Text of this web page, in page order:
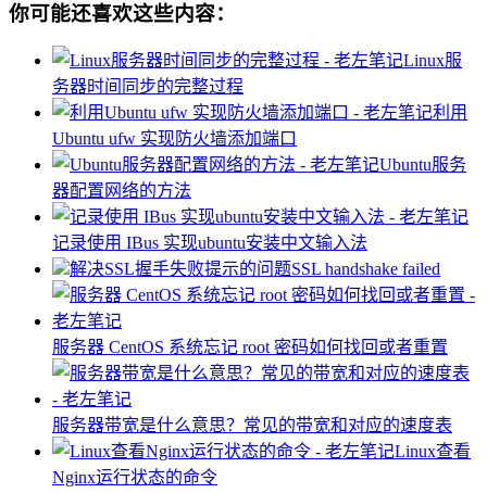
你可能还喜欢这些内容：
Linux服
务器时间同步的完整过程
利用
Ubuntu ufw 实现防火墙添加端口
Ubuntu服务
器配置网络的方法
记录使用 IBus 实现ubuntu安装中文输入法
解决SSL握手失败提示的问题SSL handshake failed
服务器 ​CentOS 系统忘记 root 密码如何找回或者重置
服务器带宽是什么意思？常见的带宽和对应的速度表
Linux查看
Nginx运行状态的命令